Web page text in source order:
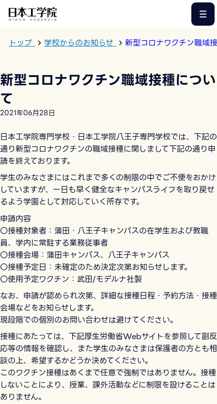
トップ 学校からのお知らせ 新型コロナワクチン職域
新型コロナワクチン職域接種につい
て
2021年06月28日
日本工学院専門学校・日本工学院八王子専門学校では、下記の
通り新型コロナワクチンの職域接種に関しまして下記の通り申
請を終えております。
学生のみなさまにはこれまで多くの制限の中でご不便をおかけ
していますが、一日も早く健全なキャンパスライフを取り戻せ
るよう学園として対応していく所存です。
申請内容
〇接種対象者：蒲田・八王子キャンパスの在学生および教職
員、学内に常駐する業務従事者
〇接種会場：蒲田キャンパス、八王子キャンパス
〇接種予定日：未確定のため決定次第お知らせします。
〇使用予定ワクチン：武田/モデルナ社製
なお、申請が認められ次第、詳細な接種日程・予約方法・接種
会場などをお知らせします。
現段階での個別のお問い合わせは避けてください。
接種にあたっては、下記厚生労働省Webサイトを参照して副反
応等の情報を確認し、また学生のみなさまは保護者の方とも相
談の上、希望するかどうか決めてください。
このワクチン接種はあくまで任意で強制ではありません。接種
しないことにより、授業、課外活動などに制限を設けることは
ありません。